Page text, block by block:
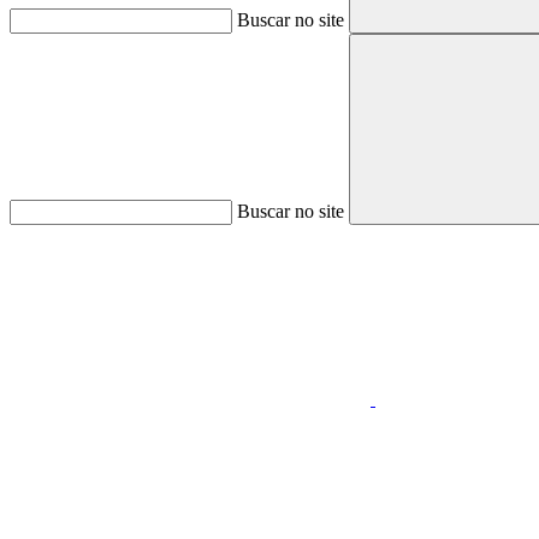
Buscar no site
Buscar no site